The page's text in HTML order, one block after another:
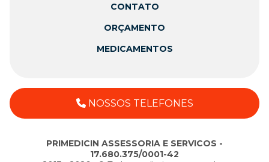
CONTATO
ORÇAMENTO
MEDICAMENTOS
NOSSOS TELEFONES
PRIMEDICIN ASSESSORIA E SERVICOS -
17.680.375/0001-42